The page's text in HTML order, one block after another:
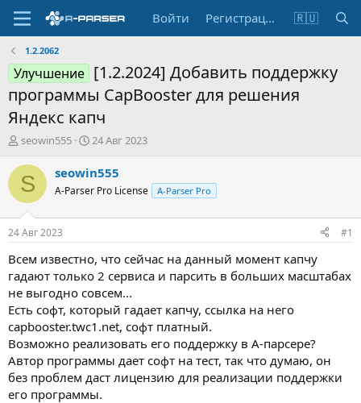
Войти Регистрация 🇷🇺
1.2.2062
Улучшение [1.2.2024] Добавить поддержку
программы CapBooster для решения
Яндекс капч
А
т
о
т
е
м
ы
seowin555
Д
т
н
а
л
а
24 Авг 2023
S seowin555
A-Parser Pro License A-Parser Pro
24 Авг 2023 #1
Всем известно, что сейчас на данный момент капчу
гадают только 2 сервиса и парсить в больших масштабах
не выгодно совсем...
Есть софт, который гадает капчу, ссылка на него
capbooster.twc1.net, софт платный.
Возможно реализовать его поддержку в А-парсере?
Автор программы дает софт на тест, так что думаю, он
без проблем даст лицензию для реализации поддержки
его программы.